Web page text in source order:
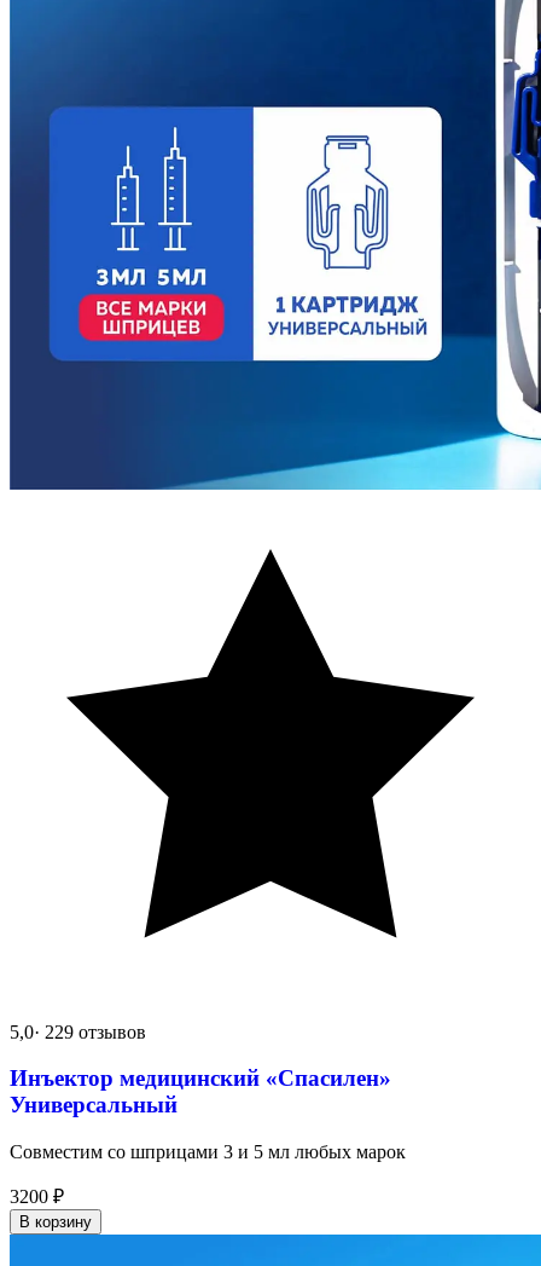
5,0· 229 отзывов
Инъектор медицинский «Спасилен»
Универсальный
Совместим со шприцами 3 и 5 мл любых марок
3200 ₽
В корзину